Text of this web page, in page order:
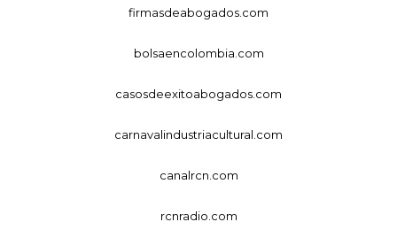
firmasdeabogados.com
bolsaencolombia.com
casosdeexitoabogados.com
carnavalindustriacultural.com
canalrcn.com
rcnradio.com